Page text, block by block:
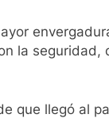
la seguridad,
que llegó al